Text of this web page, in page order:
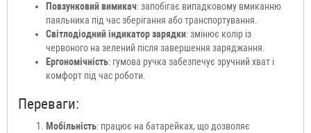
Повзунковий вимикач: запобігає випадковому вмиканню
паяльника під час зберігання або транспортування.
Світлодіодний індикатор зарядки: змінює колір із
червоного на зелений після завершення заряджання.
Ергономічність: гумова ручка забезпечує зручний хват і
комфорт під час роботи.
Переваги:
Мобільність: працює на батарейках, що дозволяє